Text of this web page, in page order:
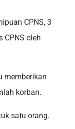
CPNS, 3
CPNS oleh
memberikan
korban.
satu orang.